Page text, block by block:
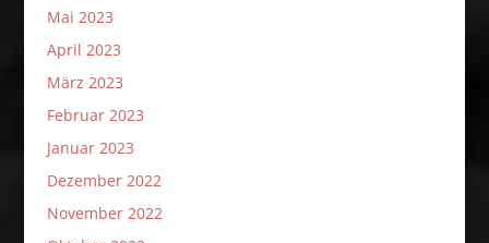
Mai 2023
April 2023
März 2023
Februar 2023
Januar 2023
Dezember 2022
November 2022